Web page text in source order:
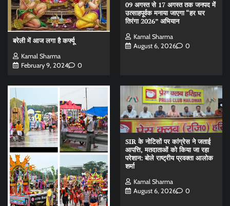
बरेली में आज लगा है कर्फ्यू
Kamal Sharma
February 9, 2024
0
09 अगस्त से 17 अगस्त तक जनपद में
उत्साहपूर्वक मनाया जाएगा “हर घर
तिरंगा 2026” अभियान
Kamal Sharma
August 6, 2026
0
SIR के नोटिसों पर कांग्रेस ने जताई
आपत्ति, मतदाताओं को किया जा रहा
परेशान: बोले राष्ट्रीय प्रवक्ता आलोक
शर्मा
Kamal Sharma
August 6, 2026
0